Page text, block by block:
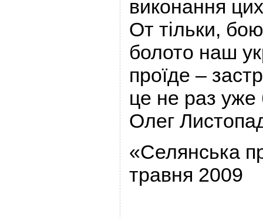
виконання
От тільки,
болото наш
проїде –
це не раз уже
Олег
«Селянська
травня 2009